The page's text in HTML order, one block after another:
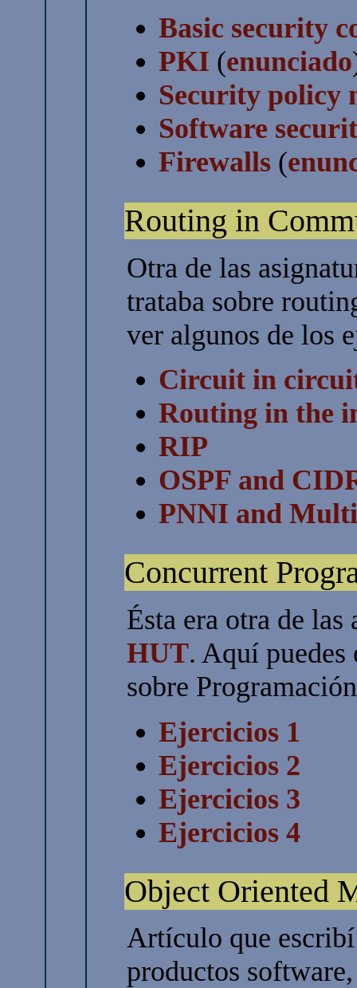
Basic security
PKI (enunciado
Security policy
Software
Firewalls (
Routing in
Otra de las
trataba sobre
ver algunos de los
Circuit in
Routing in the
RIP
OSPF and
PNNI and
Concurrent
Ésta era otra de las
HUT. Aquí
sobre
Ejercicios 1
Ejercicios 2
Ejercicios 3
Ejercicios 4
Object Oriented
Artículo que
productos